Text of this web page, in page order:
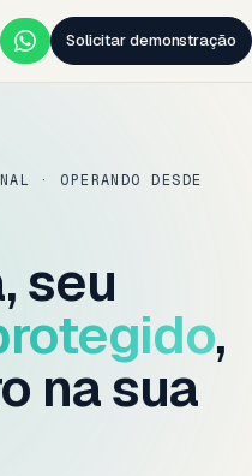
Solicitar demonstração
· OPERANDO DESDE
seu
,
na sua